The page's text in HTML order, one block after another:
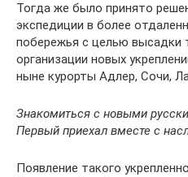
Тогда же было принято
экспедиции в более
побережья с целью высадки
организации новых
ныне курорты Адлер, Сочи,
Знакомиться с новыми
Первый приехал вместе с
Появление такого